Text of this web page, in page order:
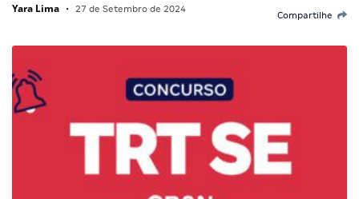
Yara Lima • 27 de Setembro de 2024
Compartilhe